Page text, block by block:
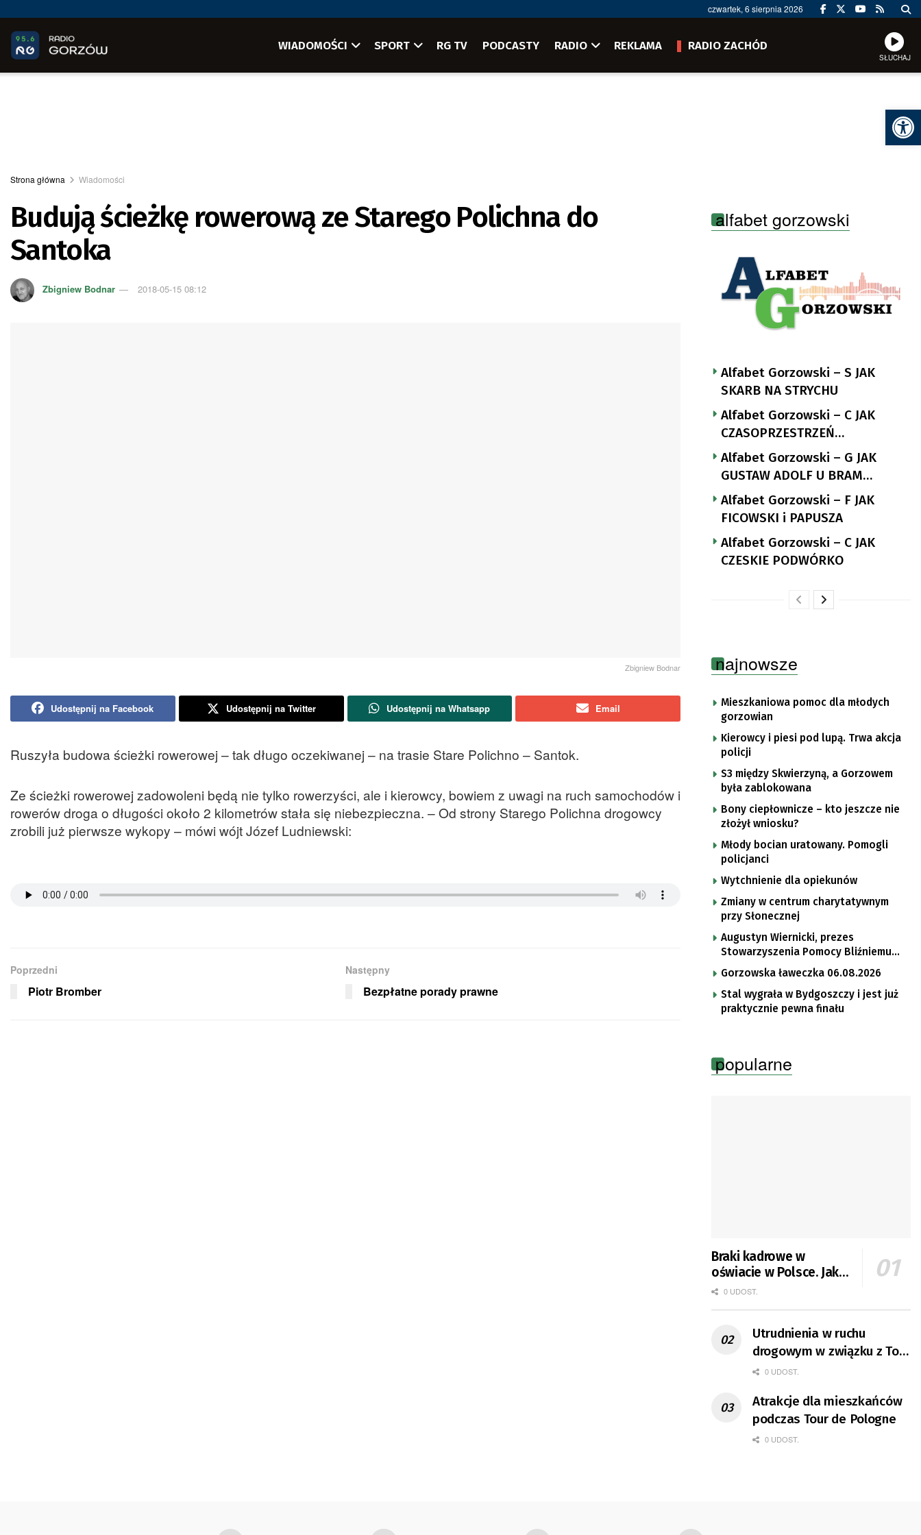
czwartek, 6 sierpnia 2026
WIADOMOŚCI SPORT RG TV PODCASTY RADIO REKLAMA RADIO ZACHÓD
SŁUCHAJ
Strona główna Wiadomości
Budują ścieżkę rowerową ze Starego Polichna do
Santoka
Zbigniew Bodnar 2018-05-15 08:12
Zbigniew Bodnar
Udostępnij na Facebook Udostępnij na Twitter Udostępnij na Whatsapp Email
Ruszyła budowa ścieżki rowerowej – tak długo oczekiwanej – na trasie Stare Polichno – Santok.
Ze ścieżki rowerowej zadowoleni będą nie tylko rowerzyści, ale i kierowcy, bowiem z uwagi na ruch samochodów i
rowerów droga o długości około 2 kilometrów stała się niebezpieczna. – Od strony Starego Polichna drogowcy
zrobili już pierwsze wykopy – mówi wójt Józef Ludniewski:
Poprzedni
Piotr Bromber
Następny
Bezpłatne porady prawne
alfabet gorzowski
Alfabet Gorzowski – S JAK
SKARB NA STRYCHU
Alfabet Gorzowski – C JAK
CZASOPRZESTRZEŃ
NUTTGENSA
Alfabet Gorzowski – G JAK
GUSTAW ADOLF U BRAM
LANDSBERGA
Alfabet Gorzowski – F JAK
FICOWSKI i PAPUSZA
Alfabet Gorzowski – C JAK
CZESKIE PODWÓRKO
najnowsze
Mieszkaniowa pomoc dla młodych
gorzowian
Kierowcy i piesi pod lupą. Trwa akcja
policji
S3 między Skwierzyną, a Gorzowem
była zablokowana
Bony ciepłownicze – kto jeszcze nie
złożył wniosku?
Młody bocian uratowany. Pomogli
policjanci
Wytchnienie dla opiekunów
Zmiany w centrum charytatywnym
przy Słonecznej
Augustyn Wiernicki, prezes
Stowarzyszenia Pomocy Bliźniemu
im. Brata Krystyna
Gorzowska ławeczka 06.08.2026
Stal wygrała w Bydgoszczy i jest już
praktycznie pewna finału
popularne
Braki kadrowe w
oświacie w Polsce. Jak
jest w Gorzowie?
0 UDOST.
Utrudnienia w ruchu
drogowym w związku z Tour
de Pologne
0 UDOST.
Atrakcje dla mieszkańców
podczas Tour de Pologne
0 UDOST.